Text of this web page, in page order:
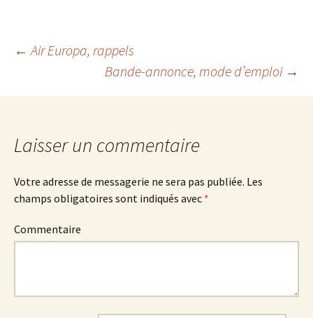
Navigation
des
articles
← Air Europa, rappels
Bande-annonce, mode d’emploi →
Laisser un commentaire
Votre adresse de messagerie ne sera pas publiée. Les
champs obligatoires sont indiqués avec *
Commentaire